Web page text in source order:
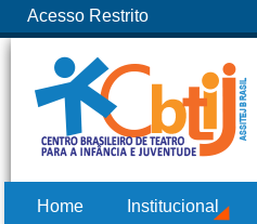
Acesso Restrito
Home Institucional